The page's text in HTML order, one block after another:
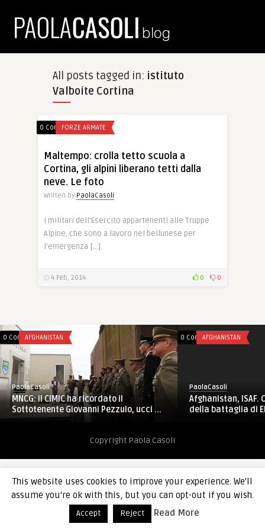
All posts tagged in: istituto
Valboite Cortina
0 CommentsFORZE ARMATE
Maltempo: crolla tetto scuola a
Cortina, gli alpini liberano tetti dalla
neve. Le foto
Written by PaolaCasoli
I militari dell’Esercito appartenenti alle Truppe
Alpine, che sono a lavoro nel bellunese per
l’emergenza […]
4 Feb, 2014 0 0
0 CommentsAFGHANISTAN
PaolaCasoli
MNCG: il CIMIC ha ricordato il
Sottotenente Giovanni Pezzulo, ucci ...
0 CommentsAFGHANISTAN
PaolaCasoli
Afghanistan, ISAF.
della battaglia di
Copyright Paola Casoli
This website uses cookies to improve your experience. We'll
assume you're ok with this, but you can opt-out if you wish.
Accept Reject Read More